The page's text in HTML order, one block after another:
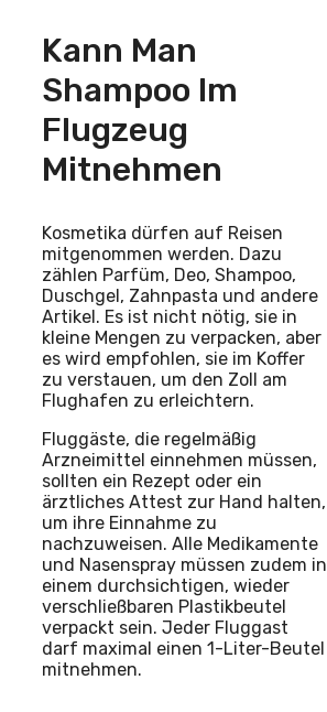
Kann Man
Shampoo Im
Flugzeug
Mitnehmen
Kosmetika dürfen auf Reisen
mitgenommen werden. Dazu
zählen Parfüm, Deo, Shampoo,
Duschgel, Zahnpasta und andere
Artikel. Es ist nicht nötig, sie in
kleine Mengen zu verpacken, aber
es wird empfohlen, sie im Koffer
zu verstauen, um den Zoll am
Flughafen zu erleichtern.
Fluggäste, die regelmäßig
Arzneimittel einnehmen müssen,
sollten ein Rezept oder ein
ärztliches Attest zur Hand halten,
um ihre Einnahme zu
nachzuweisen. Alle Medikamente
und Nasenspray müssen zudem in
einem durchsichtigen, wieder
verschließbaren Plastikbeutel
verpackt sein. Jeder Fluggast
darf maximal einen 1-Liter-Beutel
mitnehmen.